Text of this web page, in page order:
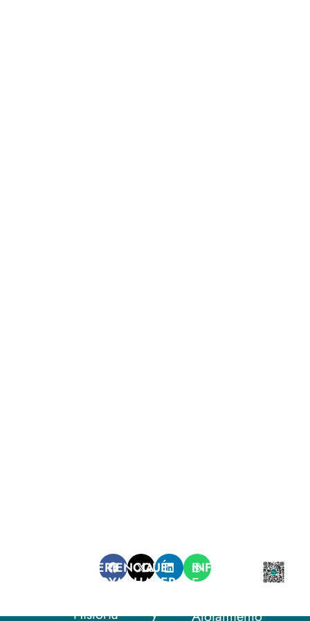
EXPERIENCIA
CAROYA
Historia
QUÉ
HACER
y
INFORMACIÓN
Establecimientos
Alojamiento